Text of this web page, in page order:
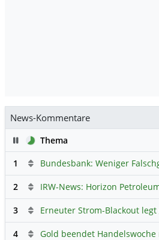
News-Kommentare
PauseThema
1
2
3
4